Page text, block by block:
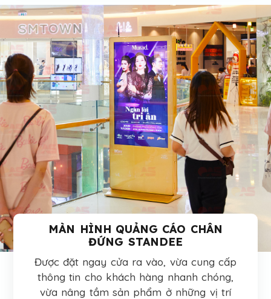
MÀN HÌNH QUẢNG CÁO CHÂN
ĐỨNG STANDEE
Được đặt ngay cửa ra vào, vừa cung cấp
thông tin cho khách hàng nhanh chóng,
vừa nâng tầm sản phẩm ở những vị trí